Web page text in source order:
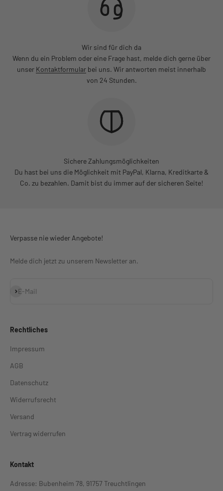
Wir sind für dich da
Wenn du ein Problem oder eine Frage hast, melde dich gerne über
unser Kontaktformular bei uns. Wir antworten meist innerhalb
von 24 Stunden.
Sichere Zahlungsmöglichkeiten
Du hast bei uns die Möglichkeit mit PayPal, Klarna, Kreditkarte &
Co. zu bezahlen. Damit bist du immer auf der sicheren Seite!
Verpasse nie wieder Angebote!
Melde dich jetzt zu unserem Newsletter an.
E-Mail
Abonnieren
Rechtliches
Impressum
AGB
Datenschutz
Widerrufsrecht
Versand
Vertrag widerrufen
Kontakt
Adresse: Bubenheim 78, 91757 Treuchtlingen